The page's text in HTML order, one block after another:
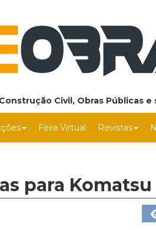
Civil, Obras Públicas
Feira Virtual Revistas
para